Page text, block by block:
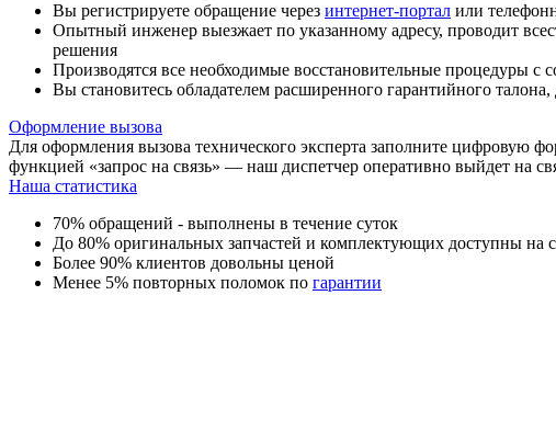
Вы регистрируете обращение через интернет-портал или
Опытный инженер выезжает по указанному адресу, проводит
решения
Производятся все необходимые восстановительные процедуры
Вы становитесь обладателем расширенного гарантийного
Оформление вызова
Для оформления вызова технического эксперта заполните цифровую
функцией «запрос на связь» — наш диспетчер оперативно выйдет на
Наша статистика
70% обращений - выполнены в течение суток
До 80% оригинальных запчастей и комплектующих доступны на
Более 90% клиентов довольны ценой
Менее 5% повторных поломок по гарантии